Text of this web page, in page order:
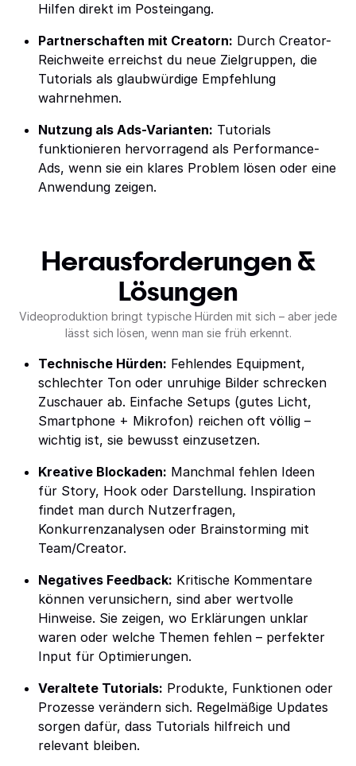
Hilfen direkt im Posteingang.
Partnerschaften mit Creatorn: Durch Creator-
Reichweite erreichst du neue Zielgruppen, die
Tutorials als glaubwürdige Empfehlung
wahrnehmen.
Nutzung als Ads-Varianten: Tutorials
funktionieren hervorragend als Performance-
Ads, wenn sie ein klares Problem lösen oder eine
Anwendung zeigen.
Herausforderungen &
Lösungen
Videoproduktion bringt typische Hürden mit sich – aber jede
lässt sich lösen, wenn man sie früh erkennt.
Technische Hürden: Fehlendes Equipment,
schlechter Ton oder unruhige Bilder schrecken
Zuschauer ab. Einfache Setups (gutes Licht,
Smartphone + Mikrofon) reichen oft völlig –
wichtig ist, sie bewusst einzusetzen.
Kreative Blockaden: Manchmal fehlen Ideen
für Story, Hook oder Darstellung. Inspiration
findet man durch Nutzerfragen,
Konkurrenzanalysen oder Brainstorming mit
Team/Creator.
Negatives Feedback: Kritische Kommentare
können verunsichern, sind aber wertvolle
Hinweise. Sie zeigen, wo Erklärungen unklar
waren oder welche Themen fehlen – perfekter
Input für Optimierungen.
Veraltete Tutorials: Produkte, Funktionen oder
Prozesse verändern sich. Regelmäßige Updates
sorgen dafür, dass Tutorials hilfreich und
relevant bleiben.